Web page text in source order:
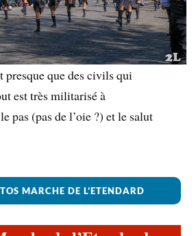
presque que des civils qui
est très militarisé à
pas (pas de l’oie ?) et le salut
MARCHE DE L’ETENDARD